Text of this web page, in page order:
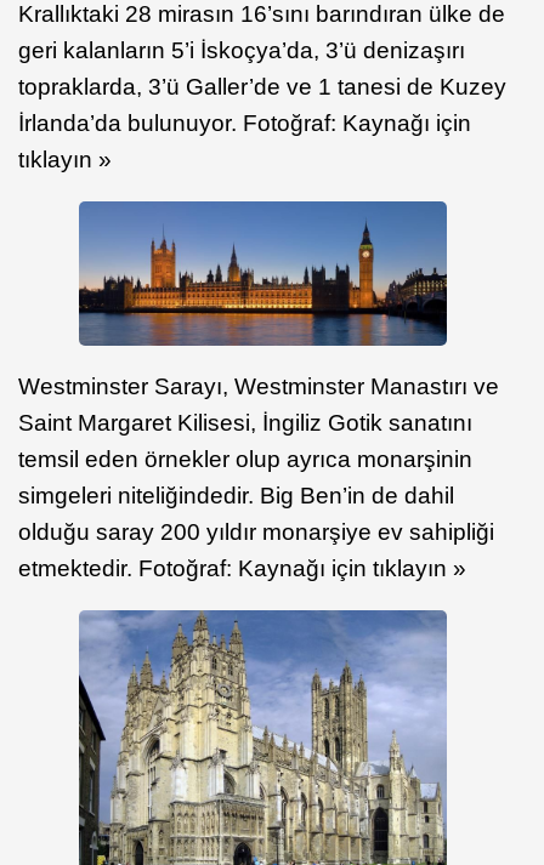
Krallıktaki 28 mirasın 16’sını barındıran ülke de
geri kalanların 5’i İskoçya’da, 3’ü denizaşırı
topraklarda, 3’ü Galler’de ve 1 tanesi de Kuzey
İrlanda’da bulunuyor. Fotoğraf: Kaynağı için
tıklayın »
Westminster Sarayı, Westminster Manastırı ve
Saint Margaret Kilisesi, İngiliz Gotik sanatını
temsil eden örnekler olup ayrıca monarşinin
simgeleri niteliğindedir. Big Ben’in de dahil
olduğu saray 200 yıldır monarşiye ev sahipliği
etmektedir. Fotoğraf: Kaynağı için tıklayın »